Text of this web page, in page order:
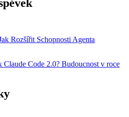
Rozšířit Schopnosti Agenta
Code 2.0? Budoucnost v roce